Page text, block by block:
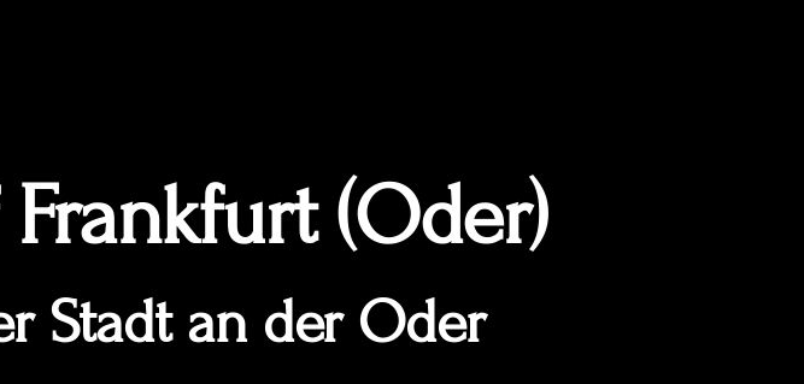
(Oder)
Stadt an der Oder